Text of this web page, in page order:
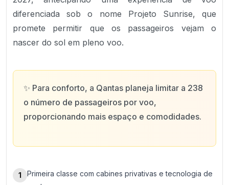
diferenciada sob o nome Projeto Sunrise, que
promete permitir que os passageiros vejam o
nascer do sol em pleno voo.
✨ Para conforto, a Qantas planeja limitar a 238
o número de passageiros por voo,
proporcionando mais espaço e comodidades.
1
Primeira classe com cabines privativas e tecnologia de